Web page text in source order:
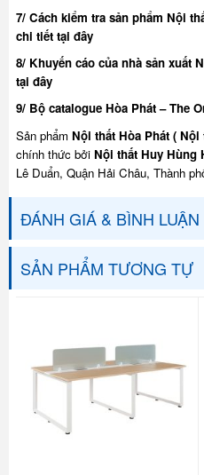
7/ Cách kiểm tra sản phẩm Nội
chi tiết tại đây
8/ Khuyến cáo của nhà sản xuất
tại đây
9/ Bộ catalogue Hòa Phát – The
Sản phẩm Nội thất Hòa Phát ( Nội
chính thức bởi Nội thất Huy Hùng
Lê Duẩn, Quận Hải Châu, Thành
ĐÁNH GIÁ & BÌNH LUẬN
SẢN PHẨM TƯƠNG TỰ